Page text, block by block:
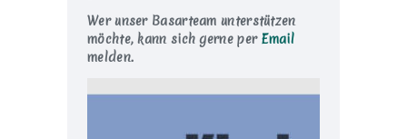
Wer unser Basarteam unterstützen
möchte, kann sich gerne per Email
melden.